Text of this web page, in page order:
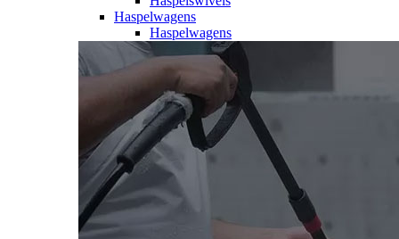
Haspelwagens
Haspelwagens